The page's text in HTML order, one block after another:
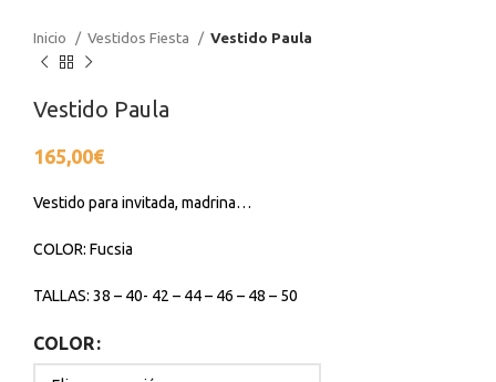
Inicio Vestidos Fiesta Vestido Paula
Vestido Paula
165,00€
Vestido para invitada, madrina…
COLOR: Fucsia
TALLAS: 38 – 40- 42 – 44 – 46 – 48 – 50
COLOR